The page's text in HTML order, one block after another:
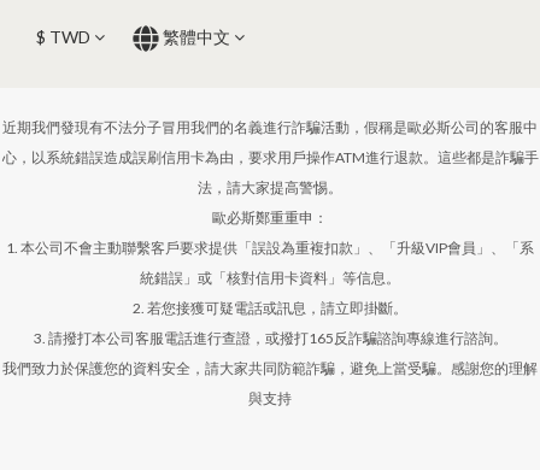
$ TWD 繁體中文
近期我們發現有不法分子冒用我們的名義進行詐騙活動，假稱是歐必斯公司的客服中
心，以系統錯誤造成誤刷信用卡為由，要求用戶操作ATM進行退款。這些都是詐騙手
法，請大家提高警惕。
歐必斯鄭重重申：
1. 本公司不會主動聯繫客戶要求提供「誤設為重複扣款」、「升級VIP會員」、「系
統錯誤」或「核對信用卡資料」等信息。
2. 若您接獲可疑電話或訊息，請立即掛斷。
3. 請撥打本公司客服電話進行查證，或撥打165反詐騙諮詢專線進行諮詢。
我們致力於保護您的資料安全，請大家共同防範詐騙，避免上當受騙。感謝您的理解
與支持